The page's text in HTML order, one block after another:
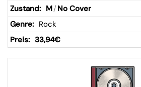
M/ No Cover
Rock
33,94€